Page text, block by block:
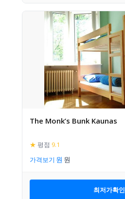
The Monk’s Bunk Kaunas
★ 평점 9.1
가격보기
최저가확인